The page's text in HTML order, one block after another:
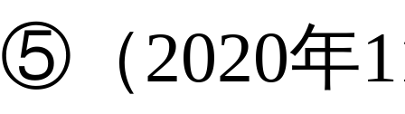
⑤（2020年